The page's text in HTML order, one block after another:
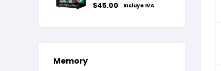
$45.00 Incluye IVA
Memory